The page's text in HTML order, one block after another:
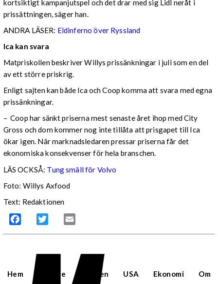
kortsiktigt kampanjutspel och det drar med sig Lidl neråt i
prissättningen, säger han.
ANDRA LÄSER: Eldinferno över Ryssland
Ica kan svara
Matpriskollen beskriver Willys prissänkningar i juli som en del
av ett större priskrig.
Enligt sajten kan både Ica och Coop komma att svara med egna
prissänkningar.
– Coop har sänkt priserna mest senaste året ihop med City
Gross och dom kommer nog inte tillåta att prisgapet till Ica
ökar igen. När marknadsledaren pressar priserna får det
ekonomiska konsekvenser för hela branschen.
LÄS OCKSÅ: Tung smäll för Volvo
Foto: Willys Axfood
Text: Redaktionen
Facebook Twitter
Hem Sverige Världen USA Ekonomi Om